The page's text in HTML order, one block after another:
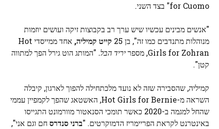
for Cuomo" בצד השני.
"אנשים מבינים עכשיו שיש ערך רב בקבוצות זיקה ועושים יוזמות
מנוהלות מתנדבים כמו זה", בן 25
קייט קמיליה,
אחד ממייסדי Hot
Girls for Zohran, מספר
יריד הבל. "המותג הוט גירל הפך למתווה
קטן".
קמיליה, שהסבירה שזה לא נועד מלכתחילה להפוך לארגון, קיבלה
השראה מ-Hot Girls for Bernie, האשטאג שהפך לקמפיין עממי
שהחל למגמה ב-2020 כאשר תומכי הסנאטור מוורמונט התגייסו
באינטרנט לקראת הפריימריז הדמוקרטים. "ברני סנדרסחם וגם אני",